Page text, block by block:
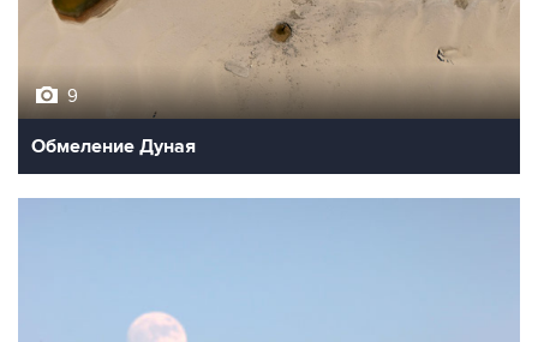
9
Обмеление Дуная